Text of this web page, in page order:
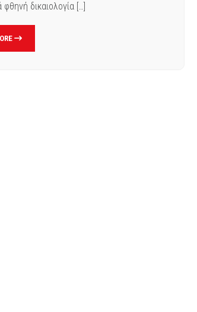
δικαιολογία […]